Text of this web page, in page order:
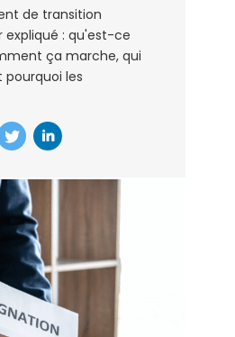
de transition
expliqué : qu'est-ce
ça marche, qui
pourquoi les